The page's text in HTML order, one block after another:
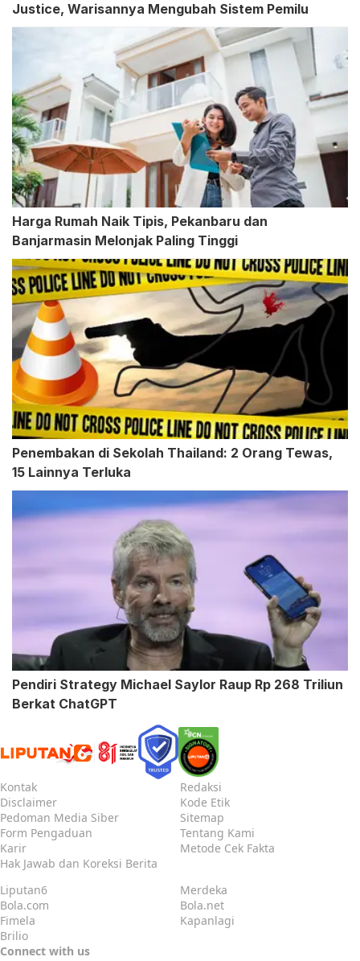
Justice, Warisannya Mengubah Sistem Pemilu
Harga Rumah Naik Tipis, Pekanbaru dan
Banjarmasin Melonjak Paling Tinggi
Penembakan di Sekolah Thailand: 2 Orang Tewas,
15 Lainnya Terluka
Pendiri Strategy Michael Saylor Raup Rp 268 Triliun
Berkat ChatGPT
Kontak
Redaksi
Disclaimer
Kode Etik
Pedoman Media Siber
Sitemap
Form Pengaduan
Tentang Kami
Karir
Metode Cek Fakta
Hak Jawab dan Koreksi Berita
Liputan6
Merdeka
Bola.com
Bola.net
Fimela
Kapanlagi
Brilio
Connect with us